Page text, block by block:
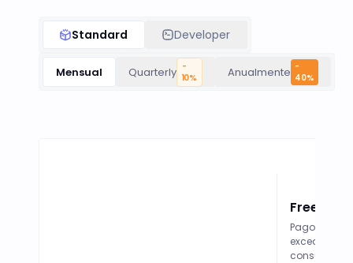
Standard Developer
Mensual Quarterly -
10% Anualmente -
40%
Free
Pago por
excedentes
consumo.